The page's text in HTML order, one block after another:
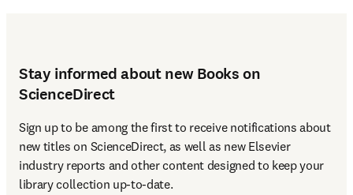
Stay informed about new Books on
ScienceDirect
Sign up to be among the first to receive notifications about
new titles on ScienceDirect, as well as new Elsevier
industry reports and other content designed to keep your
library collection up-to-date.